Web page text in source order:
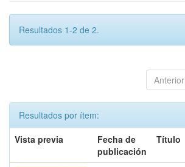
Resultados 1-2 de 2.
Anterior
Resultados por ítem:
Vista previa
Fecha de
publicación
Título